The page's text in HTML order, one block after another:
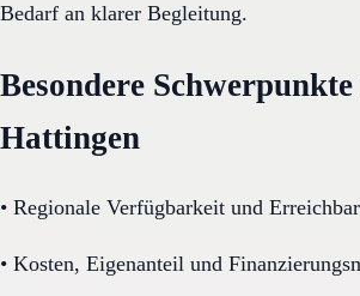
Bedarf an klarer Begleitung.
Besondere
Hattingen
• Regionale Verfügbarkeit und
• Kosten, Eigenanteil und